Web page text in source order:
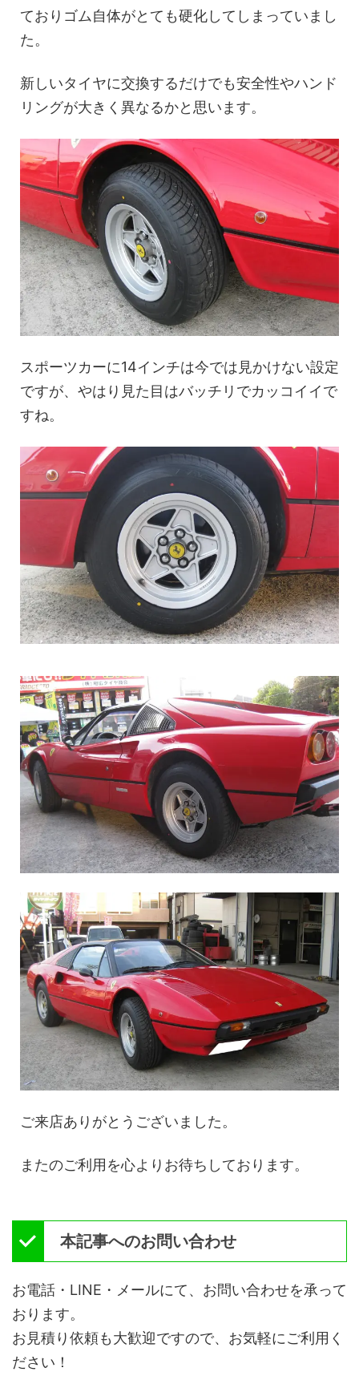
ておりゴム自体がとても硬化してしまっていまし
た。
新しいタイヤに交換するだけでも安全性やハンド
リングが大きく異なるかと思います。
スポーツカーに14インチは今では見かけない設定
ですが、やはり見た目はバッチリでカッコイイで
すね。
ご来店ありがとうございました。
またのご利用を心よりお待ちしております。
本記事へのお問い合わせ
お電話・LINE・メールにて、お問い合わせを承って
おります。
お見積り依頼も大歓迎ですので、お気軽にご利用く
ださい！